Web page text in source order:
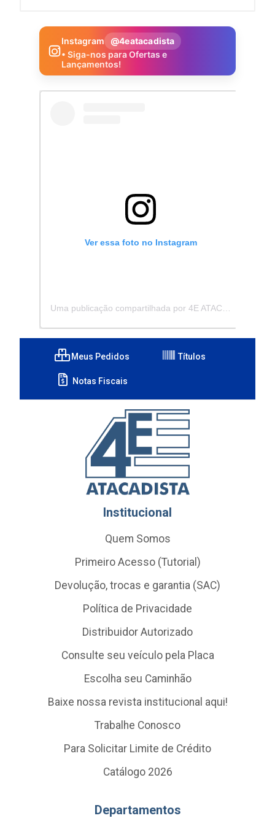
Instagram
@4eatacadista
• Siga-nos para Ofertas e
Lançamentos!
Ver essa foto no Instagram
Meus Pedidos Títulos
Notas Fiscais
Institucional
Quem Somos
Primeiro Acesso (Tutorial)
Devolução, trocas e garantia (SAC)
Política de Privacidade
Distribuidor Autorizado
Consulte seu veículo pela Placa
Escolha seu Caminhão
Baixe nossa revista institucional aqui!
Trabalhe Conosco
Para Solicitar Limite de Crédito
Catálogo 2026
Departamentos